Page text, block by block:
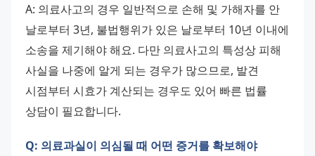
A: 의료사고의 경우 일반적으로 손해 및 가해자를 안
날로부터 3년, 불법행위가 있은 날로부터 10년 이내에
소송을 제기해야 해요. 다만 의료사고의 특성상 피해
사실을 나중에 알게 되는 경우가 많으므로, 발견
시점부터 시효가 계산되는 경우도 있어 빠른 법률
상담이 필요합니다.
Q: 의료과실이 의심될 때 어떤 증거를 확보해야